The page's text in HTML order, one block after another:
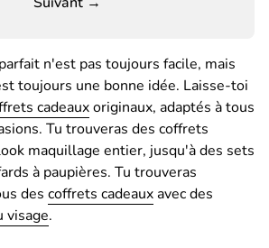
n'est pas toujours facile, mais
toujours une bonne idée. Laisse-toi
cadeauxoriginaux, adaptés à tous
Tu trouveras des coffrets
maquillage entier, jusqu'à des sets
à paupières. Tu trouveras
des coffrets cadeauxavec des
visage.